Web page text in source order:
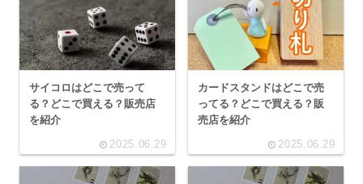
サイコロはどこで売って
る？どこで買える？販売店
を紹介
2025.06.29
カードスタンドはどこで売
ってる？どこで買える？販
売店を紹介
2025.06.29